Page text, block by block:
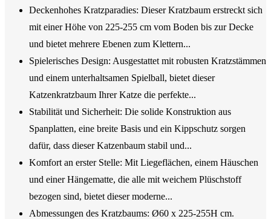
Deckenhohes Kratzparadies: Dieser Kratzbaum erstreckt sich
mit einer Höhe von 225-255 cm vom Boden bis zur Decke
und bietet mehrere Ebenen zum Klettern...
Spielerisches Design: Ausgestattet mit robusten Kratzstämmen
und einem unterhaltsamen Spielball, bietet dieser
Katzenkratzbaum Ihrer Katze die perfekte...
Stabilität und Sicherheit: Die solide Konstruktion aus
Spanplatten, eine breite Basis und ein Kippschutz sorgen
dafür, dass dieser Katzenbaum stabil und...
Komfort an erster Stelle: Mit Liegeflächen, einem Häuschen
und einer Hängematte, die alle mit weichem Plüschstoff
bezogen sind, bietet dieser moderne...
Abmessungen des Kratzbaums: Ø60 x 225-255H cm.